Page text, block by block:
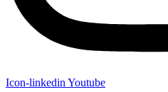
Icon-linkedin Youtube